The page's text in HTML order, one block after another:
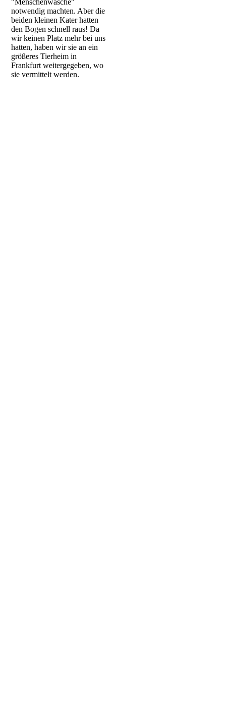
"Menschenwäsche"
notwendig machten. Aber die
beiden kleinen Kater hatten
den Bogen schnell raus! Da
wir keinen Platz mehr bei uns
hatten, haben wir sie an ein
größeres Tierheim in
Frankfurt weitergegeben, wo
sie vermittelt werden.